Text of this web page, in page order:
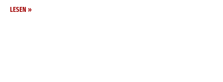
LESEN »